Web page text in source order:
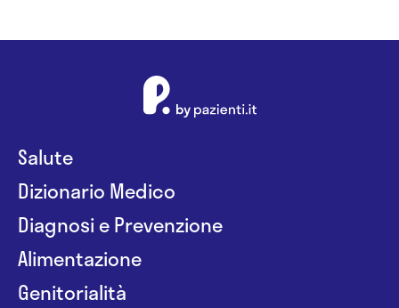
Salute
Dizionario Medico
Diagnosi e Prevenzione
Alimentazione
Genitorialità